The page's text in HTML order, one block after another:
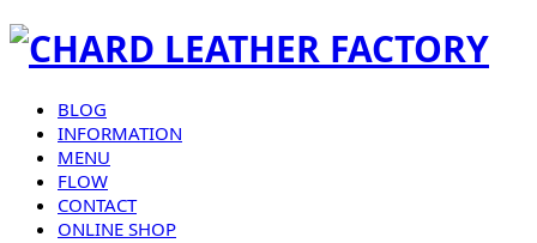
BLOG
INFORMATION
MENU
FLOW
CONTACT
ONLINE SHOP